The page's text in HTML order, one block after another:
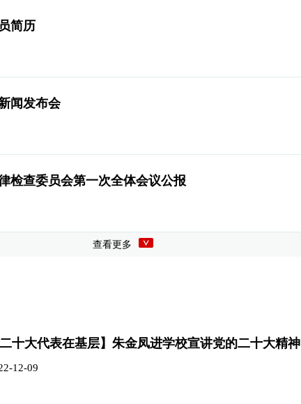
简历
闻发布会
检查委员会第一次全体会议公报
查看更多
二十大代表在基层】朱金凤进学校宣讲党的二十大精神
12-09